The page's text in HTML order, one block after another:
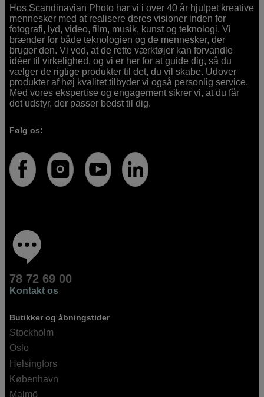
Hos Scandinavian Photo har vi i over 40 år hjulpet kreative
mennesker med at realisere deres visioner inden for
fotografi, lyd, video, film, musik, kunst og teknologi. Vi
brænder for både teknologien og de mennesker, der
bruger den. Vi ved, at de rette værktøjer kan forvandle
idéer til virkelighed, og vi er her for at guide dig, så du
vælger de rigtige produkter til det, du vil skabe. Udover
produkter af høj kvalitet tilbyder vi også personlig service.
Med vores ekspertise og engagement sikrer vi, at du får
det udstyr, der passer bedst til dig.
Følg os:
78 72 69 00
Kontakt os
Butikker og åbningstider
Stockholm
Oslo
Helsingfors
København
Malmö